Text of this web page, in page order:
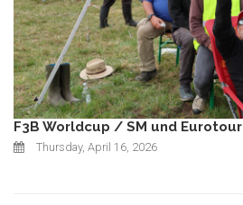
F3B Worldcup / SM und Eurotour
Thursday, April 16, 2026